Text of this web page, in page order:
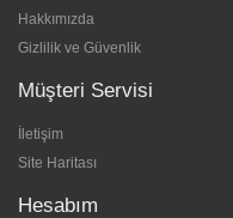
Hakkımızda
Gizlilik ve Güvenlik
Müşteri Servisi
İletişim
Site Haritası
Hesabım